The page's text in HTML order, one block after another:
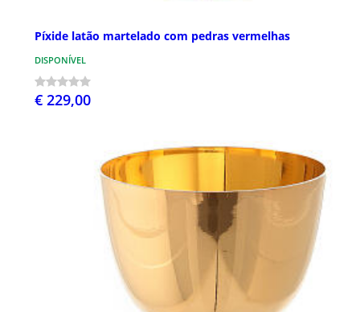
Píxide latão martelado com pedras vermelhas
DISPONÍVEL
€ 229,00